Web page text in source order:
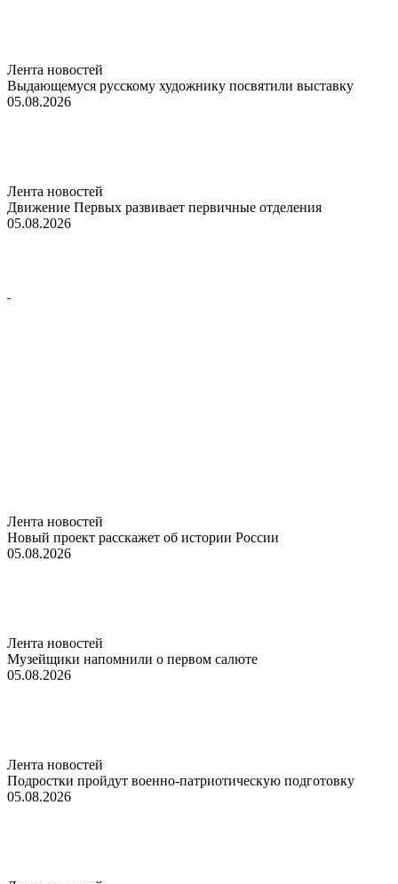
Лента новостей
Выдающемуся русскому художнику посвятили выставку
05.08.2026
Лента новостей
Движение Первых развивает первичные отделения
05.08.2026
Лента новостей
Новый проект расскажет об истории России
05.08.2026
Лента новостей
Музейщики напомнили о первом салюте
05.08.2026
Лента новостей
Подростки пройдут военно-патриотическую подготовку
05.08.2026